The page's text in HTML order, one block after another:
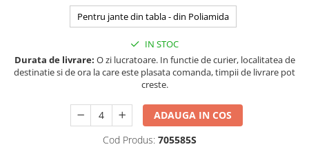
Pentru jante din tabla - din Poliamida
IN STOC
Durata de livrare: O zi lucratoare. In functie de curier, localitatea de
destinatie si de ora la care este plasata comanda, timpii de livrare pot
creste.
ADAUGA IN COS
Cod Produs: 705585S